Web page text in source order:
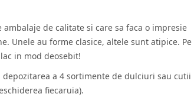
de calitate si care sa faca o impresie
Unele au forme clasice, altele sunt atipice. Pe
in mod deosebit!
a 4 sortimente de dulciuri sau cutii
fiecaruia).